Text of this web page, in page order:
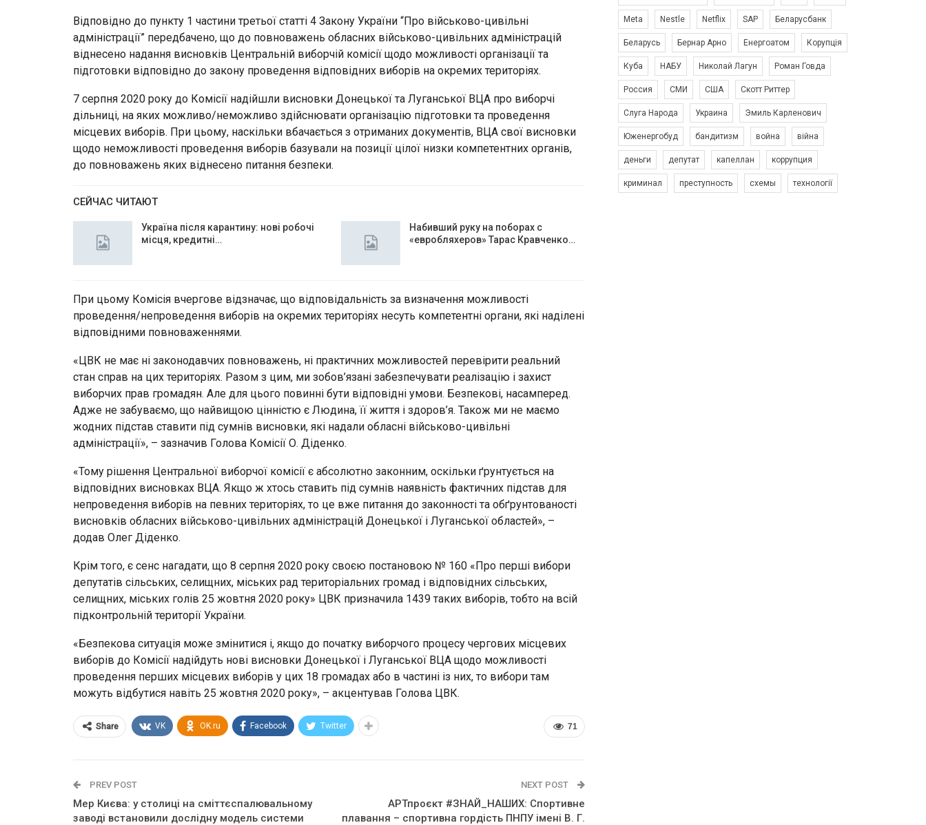
Відповідно до пункту 1 частини третьої статті 4 Закону України “Про військово-цивільні
адміністрації” передбачено, що до повноважень обласних військово-цивільних адміністрацій
віднесено надання висновків Центральній виборчій комісії щодо можливості організації та
підготовки відповідно до закону проведення відповідних виборів на окремих територіях.
7 серпня 2020 року до Комісії надійшли висновки Донецької та Луганської ВЦА про виборчі
дільниці, на яких можливо/неможливо здійснювати організацію підготовки та проведення
місцевих виборів. При цьому, наскільки вбачається з отриманих документів, ВЦА свої висновки
щодо неможливості проведення виборів базували на позиції цілої низки компетентних органів,
до повноважень яких віднесено питання безпеки.
СЕЙЧАС ЧИТАЮТ
Україна після карантину: нові робочі
місця, кредитні…
Набивший руку на поборах с
«евробляхеров» Тарас Кравченко…
При цьому Комісія вчергове відзначає, що відповідальність за визначення можливості
проведення/непроведення виборів на окремих територіях несуть компетентні органи, які наділені
відповідними повноваженнями.
«ЦВК не має ні законодавчих повноважень, ні практичних можливостей перевірити реальний
стан справ на цих територіях. Разом з цим, ми зобов’язані забезпечувати реалізацію і захист
виборчих прав громадян. Але для цього повинні бути відповідні умови. Безпекові, насамперед.
Адже не забуваємо, що найвищою цінністю є Людина, її життя і здоров’я. Також ми не маємо
жодних підстав ставити під сумнів висновки, які надали обласні військово-цивільні
адміністрації», – зазначив Голова Комісії О. Діденко.
«Тому рішення Центральної виборчої комісії є абсолютно законним, оскільки ґрунтується на
відповідних висновках ВЦА. Якщо ж хтось ставить під сумнів наявність фактичних підстав для
непроведення виборів на певних територіях, то це вже питання до законності та обґрунтованості
висновків обласних військово-цивільних адміністрацій Донецької і Луганської областей», –
додав Олег Діденко.
Крім того, є сенс нагадати, що 8 серпня 2020 року своєю постановою № 160 «Про перші вибори
депутатів сільських, селищних, міських рад територіальних громад і відповідних сільських,
селищних, міських голів 25 жовтня 2020 року» ЦВК призначила 1439 таких виборів, тобто на всій
підконтрольній території України.
«Безпекова ситуація може змінитися і, якщо до початку виборчого процесу чергових місцевих
виборів до Комісії надійдуть нові висновки Донецької і Луганської ВЦА щодо можливості
проведення перших місцевих виборів у цих 18 громадах або в частині із них, то вибори там
можуть відбутися навіть 25 жовтня 2020 року», – акцентував Голова ЦВК.
71
Share VK OK.ru Facebook Twitter
PREV POST
Мер Києва: у столиці на сміттєспалювальному
заводі встановили дослідну модель системи
NEXT POST
АРТпроєкт #ЗНАЙ_НАШИХ: Спортивне
плавання – спортивна гордість ПНПУ імені В. Г.
Meta Nestle Netflix SAP Беларусбанк
Беларусь Бернар Арно Енергоатом Корупція
Куба НАБУ Николай Лагун Роман Говда
Россия СМИ США Скотт Риттер
Слуга Народа Украина Эмиль Карленович
Юженергобуд бандитизм война війна
деньги депутат капеллан коррупция
криминал преступность схемы технології